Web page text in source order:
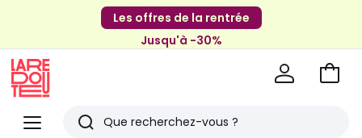
Les offres de la rentrée
Jusqu'à -30%
Menu
Redoute
Rechercher
Aller